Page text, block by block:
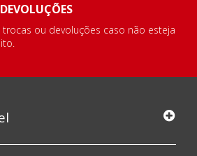
ou devoluções caso não esteja